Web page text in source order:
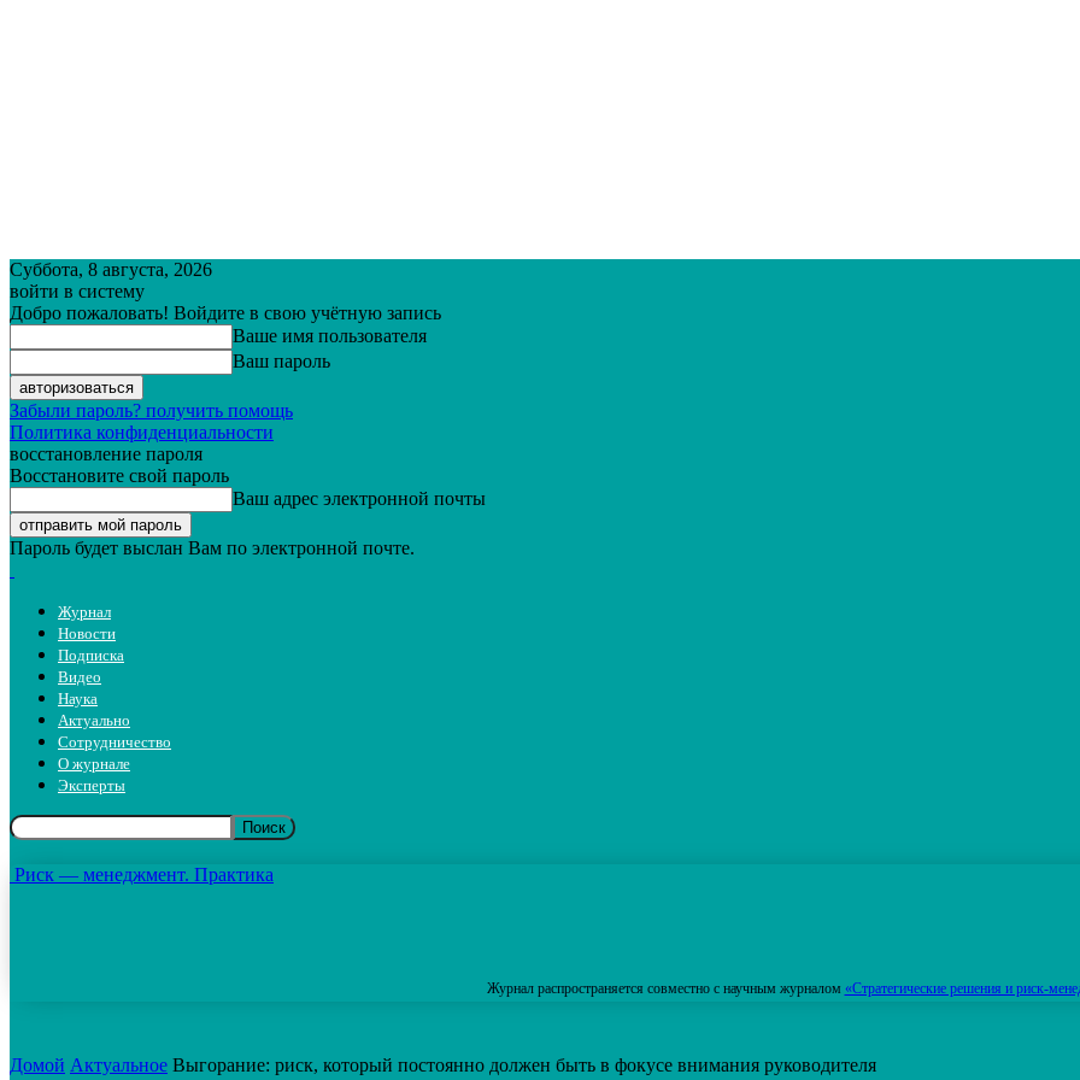
Суббота, 8 августа, 2026
войти в систему
Добро пожаловать! Войдите в свою учётную запись
Ваше имя пользователя
Ваш пароль
Забыли пароль? получить помощь
Политика конфиденциальности
восстановление пароля
Восстановите свой пароль
Ваш адрес электронной почты
Пароль будет выслан Вам по электронной почте.
Журнал
Новости
Подписка
Видео
Наука
Актуально
Сотрудничество
О журнале
Эксперты
Риск — менеджмент. Практика
Журнал распространяется совместно с научным журналом «Стратегические решения и риск-
Домой Актуальное Выгорание: риск, который постоянно должен быть в фокусе внимания руководителя